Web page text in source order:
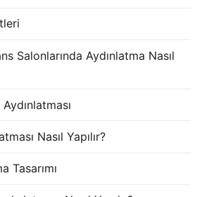
Salonlarında Aydınlatma Nasıl
Nasıl Yapılır?
Tasarımı